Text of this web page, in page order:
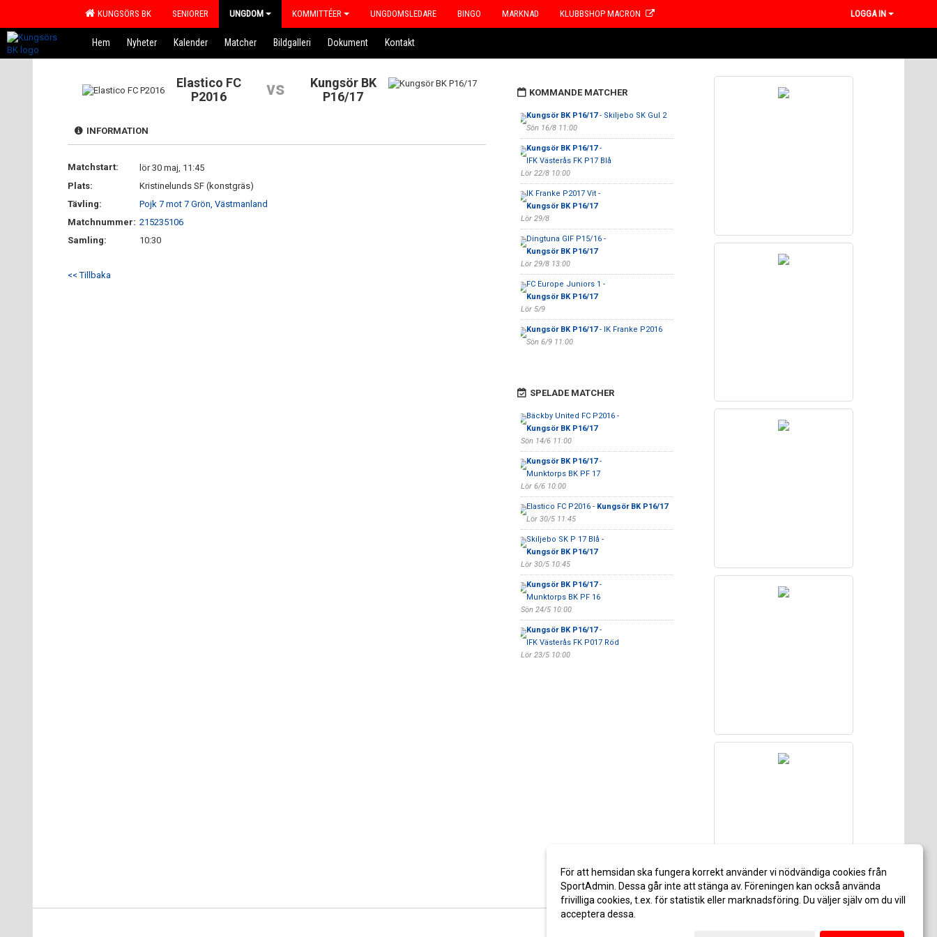
KUNGSÖRS BK SENIORER UNGDOM KOMMITTÉER UNGDOMSLEDARE BINGO MARKNAD KLUBBSHOP MACRON LOGGA IN
Hem Nyheter Kalender Matcher Bildgalleri Dokument Kontakt
Elastico FC
P2016
vs
Kungsör BK
P16/17
INFORMATION
Matchstart:
lör 30 maj, 11:45
Plats:
Kristinelunds SF (konstgräs)
Tävling:
Pojk 7 mot 7 Grön, Västmanland
Matchnummer: 215235106
Samling:
10:30
<< Tillbaka
KOMMANDE MATCHER
Kungsör BK P16/17- Skiljebo SK Gul 2
Sön 16/8 11:00
Kungsör BK P16/17-
IFK Västerås FK P17 Blå
Lör 22/8 10:00
IK Franke P2017 Vit -
Kungsör BK P16/17
Lör 29/8
Dingtuna GIF P15/16 -
Kungsör BK P16/17
Lör 29/8 13:00
FC Europe Juniors 1 -
Kungsör BK P16/17
Lör 5/9
Kungsör BK P16/17- IK Franke P2016
Sön 6/9 11:00
SPELADE MATCHER
Bäckby United FC P2016 -
Kungsör BK P16/17
Sön 14/6 11:00
Kungsör BK P16/17-
Munktorps BK PF 17
Lör 6/6 10:00
Elastico FC P2016 - Kungsör BK P16/17
Lör 30/5 11:45
Skiljebo SK P 17 Blå -
Kungsör BK P16/17
Lör 30/5 10:45
Kungsör BK P16/17-
Munktorps BK PF 16
Sön 24/5 10:00
Kungsör BK P16/17-
IFK Västerås FK P017 Röd
Lör 23/5 10:00
För att hemsidan ska fungera korrekt använder vi nödvändiga cookies från
SportAdmin. Dessa går inte att stänga av. Föreningen kan också använda
frivilliga cookies, t.ex. för statistik eller marknadsföring. Du väljer själv om du vill
acceptera dessa.